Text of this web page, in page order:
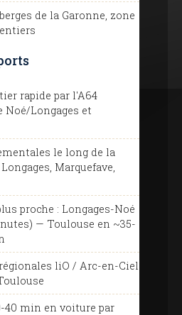
de la Garonne, zone
rapide par l'A64
Noé/Longages et
le long de la
Marquefave,
proche : Longages-Noé
— Toulouse en ~35-
liO / Arc-en-Ciel
40 min en voiture par